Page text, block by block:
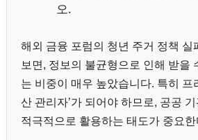
오.
해외 금융 포럼의 청년 주거 정책 실
보면, 정보의 불균형으로 인해 받을
는 비중이 매우 높았습니다. 특히 프
산 관리자’가 되어야 하므로, 공공
적극적으로 활용하는 태도가 중요한